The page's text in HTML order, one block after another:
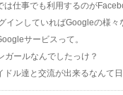
仕事でも利用するのが
ンしていればGoogleの様
サービスって。
ールなんでしたっけ？
ル達と交流が出来るなんて